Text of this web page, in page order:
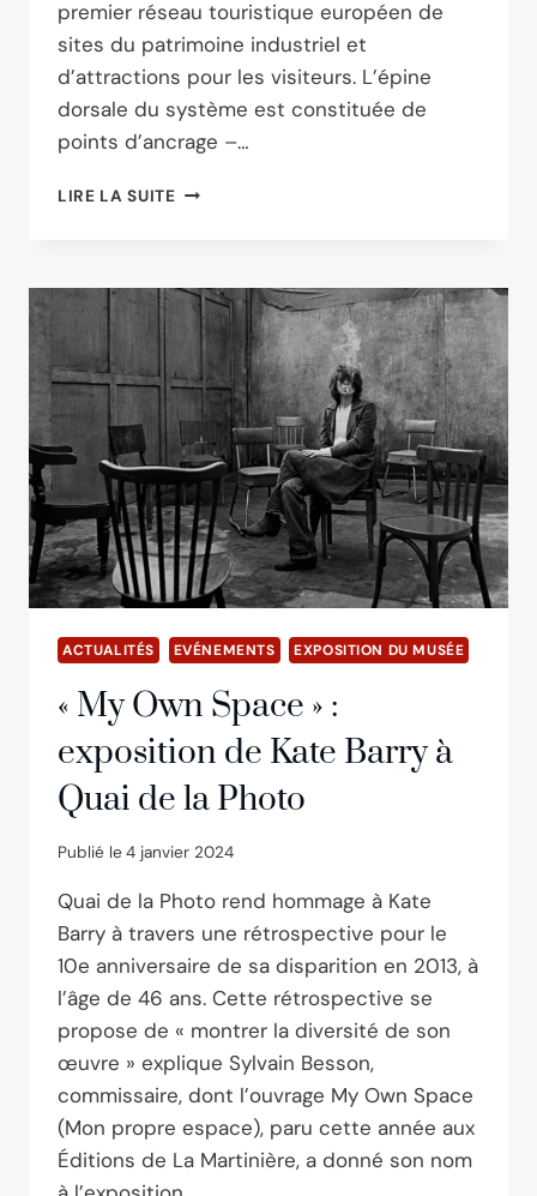
premier réseau touristique européen de
sites du patrimoine industriel et
d’attractions pour les visiteurs. L’épine
dorsale du système est constituée de
points d’ancrage –…
LIRE LA SUITELA
DEVIENT
MEMBRE
ROUTE
EUROPÉENNE
DU
PATRIMOINE
INDUSTRIEL
ACTUALITÉS EVÉNEMENTS EXPOSITION DU MUSÉE
« My Own Space » :
exposition de Kate Barry à
Quai de la Photo
Publié le4 janvier 2024
Quai de la Photo rend hommage à Kate
Barry à travers une rétrospective pour le
10e anniversaire de sa disparition en 2013, à
l’âge de 46 ans. Cette rétrospective se
propose de « montrer la diversité de son
œuvre » explique Sylvain Besson,
commissaire, dont l’ouvrage My Own Space
(Mon propre espace), paru cette année aux
Éditions de La Martinière, a donné son nom